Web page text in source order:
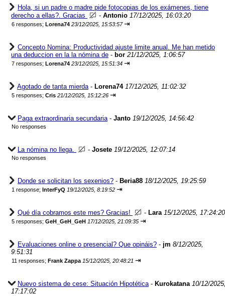
Hola, si un padre o madre pide fotocopias de los exámenes, tiene
derecho a ellas?. Gracias
- Antonio 17/12/2025, 16:03:20
6 responses; Lorena74 23/12/2025, 15:53:57 ⇥
Concepto Nomina: Productividad ajuste limite anual. Me han metido
una deduccion en la la nómina de - bor 21/12/2025, 1:06:57
7 responses; Lorena74 23/12/2025, 15:51:34 ⇥
Agotado de tanta mierda- Lorena74 17/12/2025, 11:02:32
5 responses; Cris 21/12/2025, 15:12:26 ⇥
Paga extraordinaria secundaria- Janto 19/12/2025, 14:56:42
No responses
La nómina no llega. - Josete 19/12/2025, 12:07:14
No responses
Donde se solicitan los sexenios? - Beria88 18/12/2025, 19:25:59
1 response; InterFyQ 19/12/2025, 8:19:52 ⇥
Qué día cobramos este mes? Gracias! - Lara 15/12/2025, 17:24:20
5 responses; GeH_GeH_GeH 17/12/2025, 21:09:35 ⇥
Evaluaciones online o presencial? Que opináis? - jm 8/12/2025,
9:51:31
11 responses; Frank Zappa 15/12/2025, 20:48:21 ⇥
Nuevo sistema de cese: Situación Hipotética- Kurokatana 10/12/
17:17:02